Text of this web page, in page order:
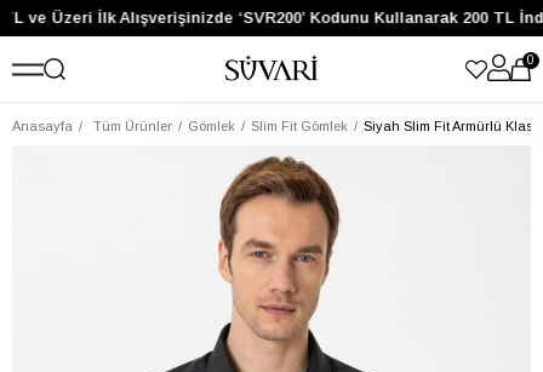
ve Üzeri İlk Alışverişinizde ‘SVR200’ Kodunu Kullanarak 200 TL
0
Anasayfa Tüm Ürünler Gömlek Slim Fit Gömlek Siyah Slim Fit Armürlü